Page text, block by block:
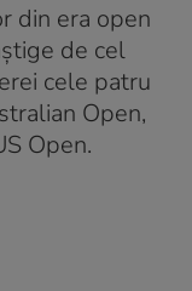
din era open
de cel
cele patru
Open,
Open.